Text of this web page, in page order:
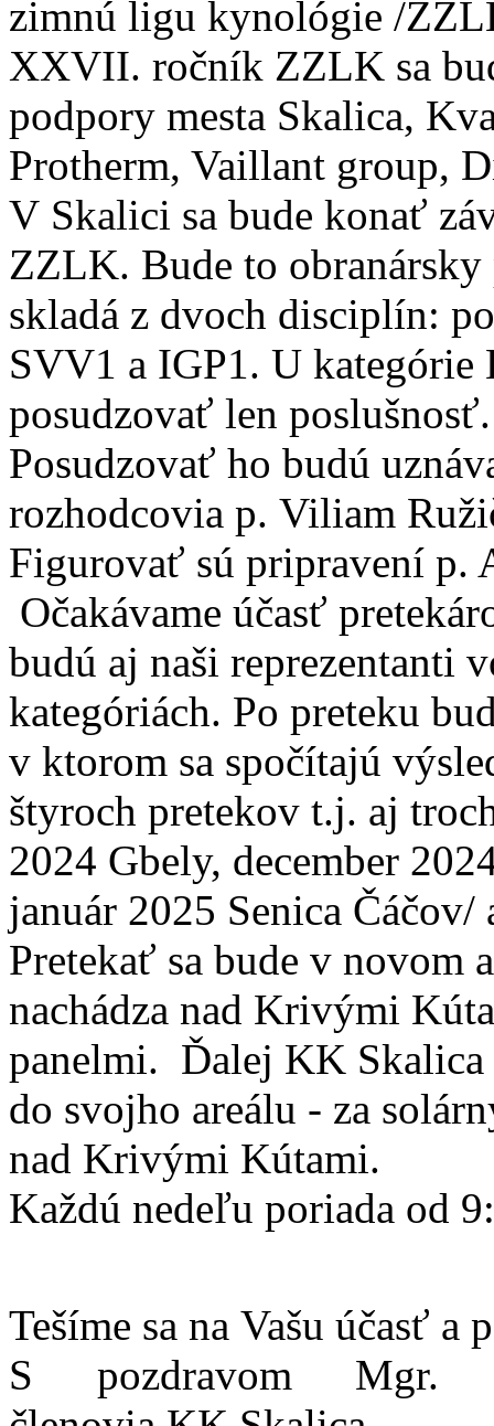
zimnú ligu kynológie /
XXVII. ročník ZZLK sa
podpory mesta Skalica,
Protherm, Vaillant group,
V Skalici sa bude konať
ZZLK. Bude to obranársky
skladá z dvoch disciplín:
SVV1 a IGP1. U kategórie
posudzovať len
Posudzovať ho budú
rozhodcovia p. Viliam
Figurovať sú pripravení p.
Očakávame účasť
budú aj naši reprezentanti
kategóriách. Po preteku
v ktorom sa spočítajú
štyroch pretekov t.j. aj
2024 Gbely, december
január 2025 Senica Čáčov/
Pretekať sa bude v novom
nachádza nad Krivými
panelmi. Ďalej KK
do svojho areálu - za
nad Krivými Kútami.
Každú nedeľu poriada od
Tešíme sa na Vašu účasť a
S pozdravom Mgr.